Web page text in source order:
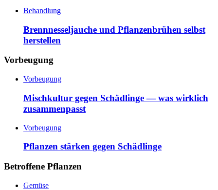
Behandlung
Brennnesseljauche und Pflanzenbrühen selbst
herstellen
Vorbeugung
Vorbeugung
Mischkultur gegen Schädlinge — was wirklich
zusammenpasst
Vorbeugung
Pflanzen stärken gegen Schädlinge
Betroffene Pflanzen
Gemüse